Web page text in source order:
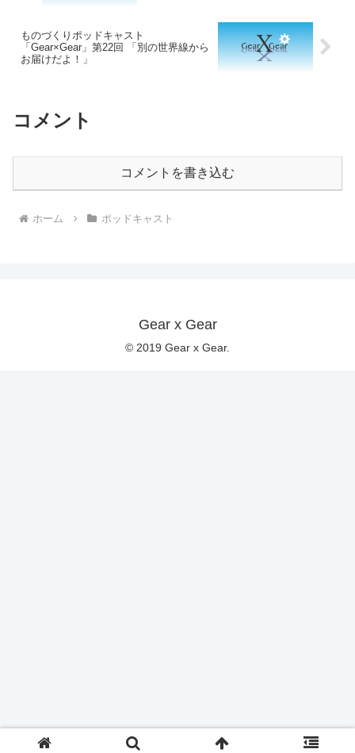
ものづくりポッドキャスト
「Gear×Gear」第22回 「別の世界線から
お届けだよ！」
コメント
コメントを書き込む
ホーム ポッドキャスト
Gear x Gear
© 2019 Gear x Gear.